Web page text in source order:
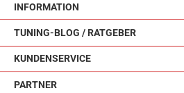
INFORMATION
TUNING-BLOG / RATGEBER
KUNDENSERVICE
PARTNER